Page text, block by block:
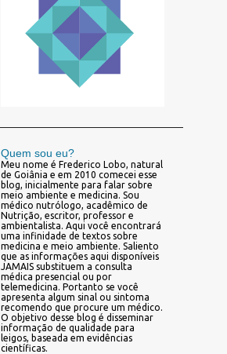
Quem sou eu?
Meu nome é Frederico Lobo, natural
de Goiânia e em 2010 comecei esse
blog, inicialmente para falar sobre
meio ambiente e medicina. Sou
médico nutrólogo, acadêmico de
Nutrição, escritor, professor e
ambientalista. Aqui você encontrará
uma infinidade de textos sobre
medicina e meio ambiente. Saliento
que as informações aqui disponíveis
JAMAIS substituem a consulta
médica presencial ou por
telemedicina. Portanto se você
apresenta algum sinal ou sintoma
recomendo que procure um médico.
O objetivo desse blog é disseminar
informação de qualidade para
leigos, baseada em evidências
científicas.